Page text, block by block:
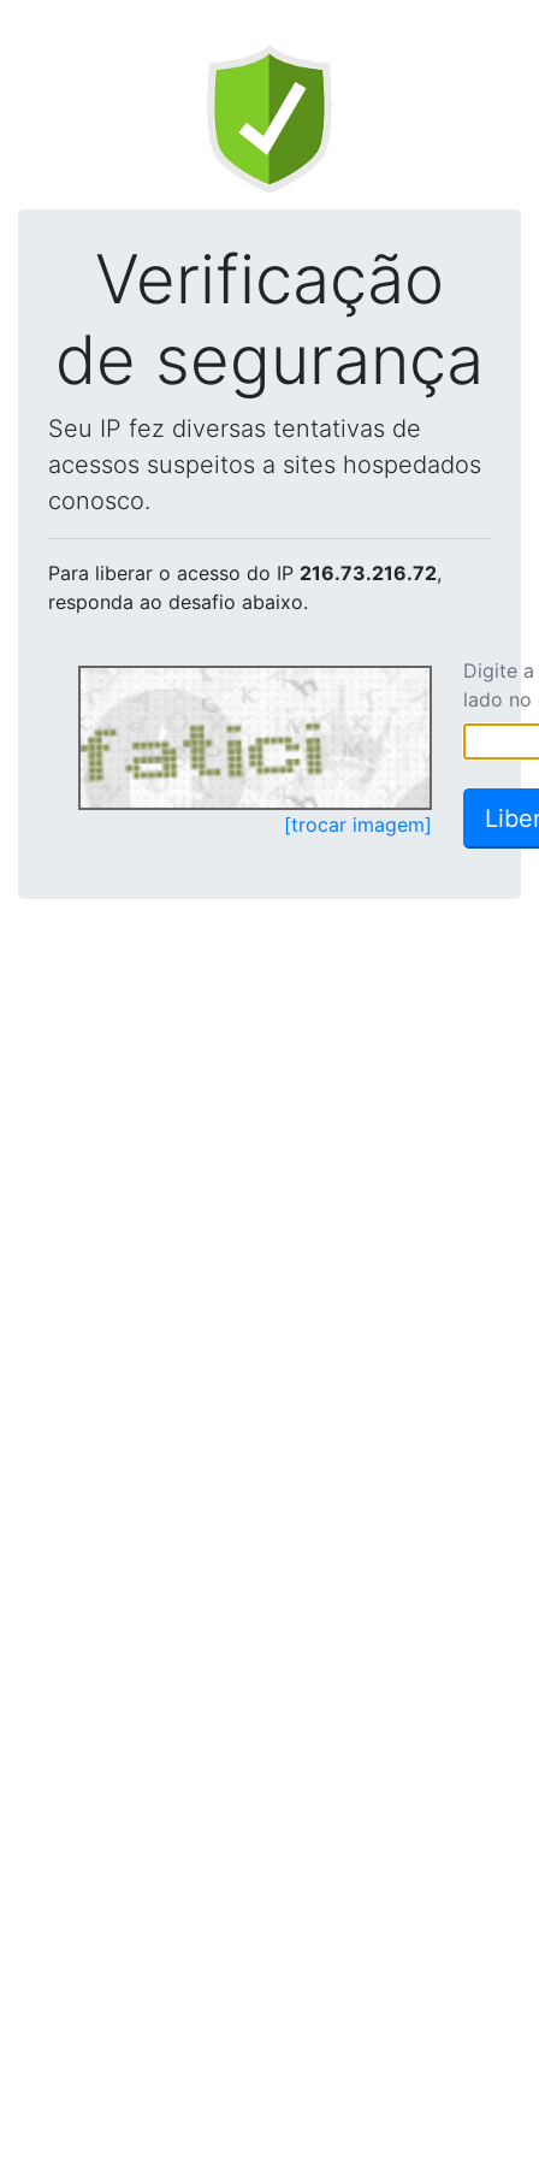
Verificação
de segurança
Seu IP fez diversas tentativas de
acessos suspeitos a sites hospedados
conosco.
Para liberar o acesso do IP 216.73.216.72,
responda ao desafio abaixo.
[trocar imagem]
Digite
lado no